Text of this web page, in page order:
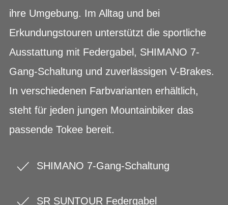
ihre Umgebung. Im Alltag und bei
Erkundungstouren unterstützt die sportliche
Ausstattung mit Federgabel, SHIMANO 7-
Gang-Schaltung und zuverlässigen V-Brakes.
In verschiedenen Farbvarianten erhältlich,
steht für jeden jungen Mountainbiker das
passende Tokee bereit.
SHIMANO 7-Gang-Schaltung
SR SUNTOUR Federgabel